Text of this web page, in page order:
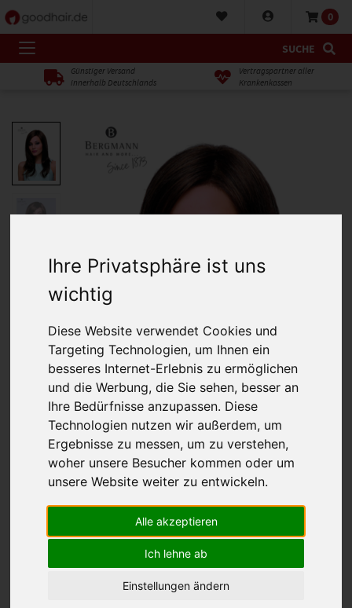
Ihre Privatsphäre ist uns
wichtig
Diese Website verwendet Cookies und
Targeting Technologien, um Ihnen ein
besseres Internet-Erlebnis zu ermöglichen
und die Werbung, die Sie sehen, besser an
Ihre Bedürfnisse anzupassen. Diese
Technologien nutzen wir außerdem, um
Ergebnisse zu messen, um zu verstehen,
woher unsere Besucher kommen oder um
unsere Website weiter zu entwickeln.
Alle akzeptieren
Ich lehne ab
Einstellungen ändern
0
SUCHE
Günstiger Versand
innerhalb Deutschlands
Vertragspartner aller
Krankenkassen
Bergmann Chiara Perücke